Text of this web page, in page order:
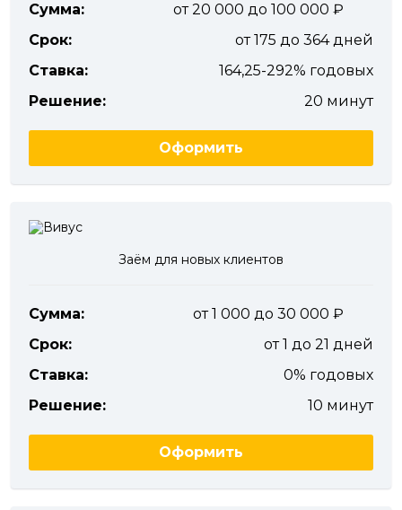
Сумма:
от 20 000 до 100 000
Срок:
от 175 до 364 дней
Ставка:
164,25-292% годовых
Решение:
20 минут
Оформить
Заём для новых клиентов
Сумма:
от 1 000 до 30 000
Срок:
от 1 до 21 дней
Ставка:
0% годовых
Решение:
10 минут
Оформить